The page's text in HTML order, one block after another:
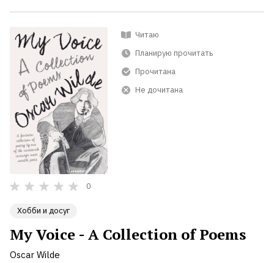
Читаю
Планирую прочитать
Прочитана
Не дочитана
0
Хобби и досуг
My Voice - A Collection of Poems
Oscar Wilde